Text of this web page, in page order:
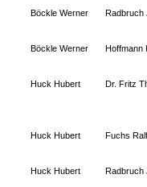
Böckle Werner Radbruch
Böckle Werner Hoffmann
Huck Hubert Dr. Fritz
Huck Hubert Fuchs Ralf
Huck Hubert Radbruch